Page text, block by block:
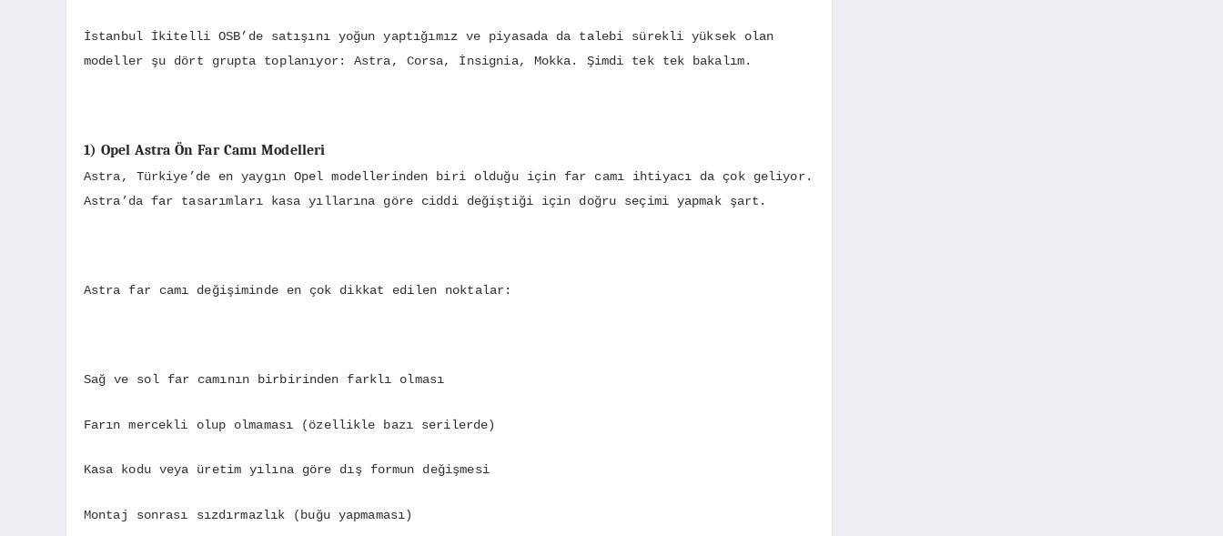
İstanbul İkitelli OSB’de satışını yoğun yaptığımız ve piyasada da talebi sürekli yüksek olan
modeller şu dört grupta toplanıyor: Astra, Corsa, İnsignia, Mokka. Şimdi tek tek bakalım.
1) Opel Astra Ön Far Camı Modelleri
Astra, Türkiye’de en yaygın Opel modellerinden biri olduğu için far camı ihtiyacı da çok geliyor.
Astra’da far tasarımları kasa yıllarına göre ciddi değiştiği için doğru seçimi yapmak şart.
Astra far camı değişiminde en çok dikkat edilen noktalar:
Sağ ve sol far camının birbirinden farklı olması
Farın mercekli olup olmaması (özellikle bazı serilerde)
Kasa kodu veya üretim yılına göre dış formun değişmesi
Montaj sonrası sızdırmazlık (buğu yapmaması)